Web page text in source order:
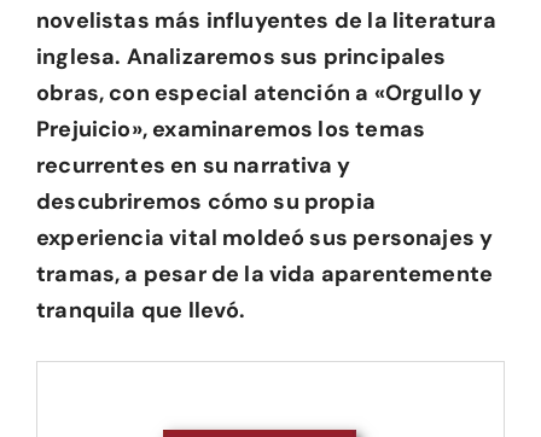
novelistas más influyentes de la literatura
inglesa. Analizaremos sus principales
obras, con especial atención a «Orgullo y
Prejuicio», examinaremos los temas
recurrentes en su narrativa y
descubriremos cómo su propia
experiencia vital moldeó sus personajes y
tramas, a pesar de la vida aparentemente
tranquila que llevó.